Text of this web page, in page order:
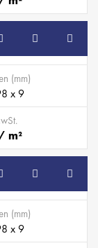
(mm)
x 9
m²
(mm)
x 9